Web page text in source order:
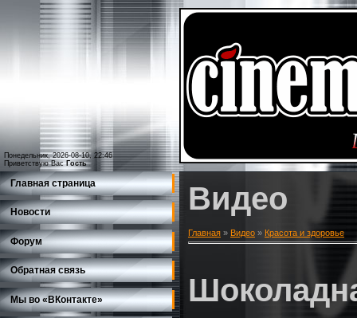
Понедельник, 2026-08-10, 22:46
Приветствую Вас Гость
Главная страница
Новости
Форум
Обратная связь
Мы во «ВКонтакте»
Видео
Главная » Видео » Красота и здоровье